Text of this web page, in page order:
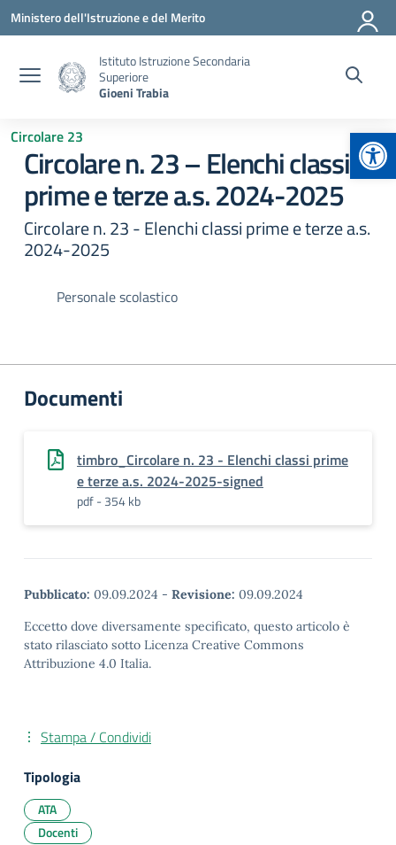
Vai ai contenuti
Vai al menu di navigazione
Vai al footer
Ministero dell'Istruzione e del Merito
Istituto Istruzione Secondaria
Superiore
Gioeni Trabia
Circolare 23
Circolare n. 23 – Elenchi classi
prime e terze a.s. 2024-2025
Circolare n. 23 - Elenchi classi prime e terze a.s.
2024-2025
Personale scolastico
Documenti
timbro_Circolare n. 23 - Elenchi classi prime
e terze a.s. 2024-2025-signed
pdf - 354 kb
Pubblicato: 09.09.2024 - Revisione: 09.09.2024
Eccetto dove diversamente specificato, questo articolo è
stato rilasciato sotto Licenza Creative Commons
Attribuzione 4.0 Italia.
Stampa / Condividi
Tipologia
ATA
Docenti